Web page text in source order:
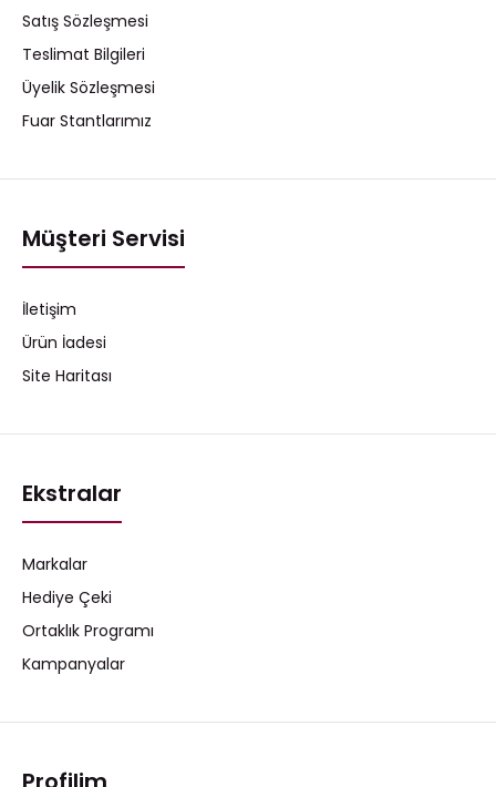
Satış Sözleşmesi
Teslimat Bilgileri
Üyelik Sözleşmesi
Fuar Stantlarımız
Müşteri Servisi
İletişim
Ürün İadesi
Site Haritası
Ekstralar
Markalar
Hediye Çeki
Ortaklık Programı
Kampanyalar